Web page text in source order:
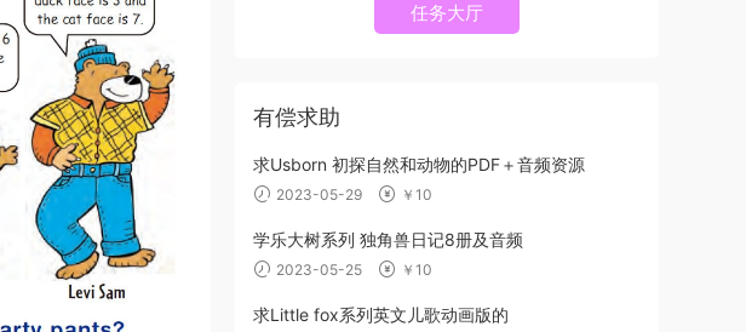
任务大厅
有偿求助
求Usborn 初探自然和动物的PDF＋音频资源
2023-05-29 ￥10
学乐大树系列 独角兽日记8册及音频
2023-05-25 ￥10
求Little fox系列英文儿歌动画版的